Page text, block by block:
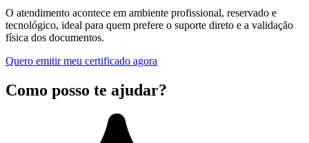
O atendimento acontece em ambiente profissional, reservado e
tecnológico, ideal para quem prefere o suporte direto e a validação
física dos documentos.
Quero emitir meu certificado agora
Como posso te ajudar?